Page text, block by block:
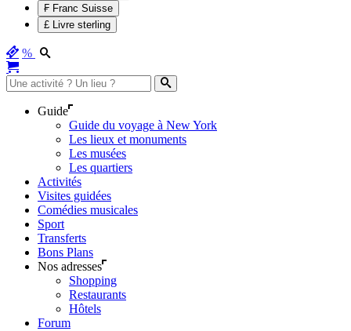
₣ Franc Suisse
£ Livre sterling
%
Guide
Guide du voyage à New York
Les lieux et monuments
Les musées
Les quartiers
Activités
Visites guidées
Comédies musicales
Sport
Transferts
Bons Plans
Nos adresses
Shopping
Restaurants
Hôtels
Forum